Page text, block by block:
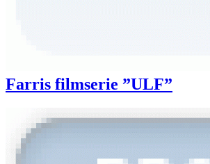
Farris filmserie ”ULF”